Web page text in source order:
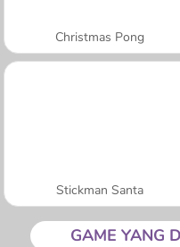
Christmas Pong
Stickman Santa
GAME YANG